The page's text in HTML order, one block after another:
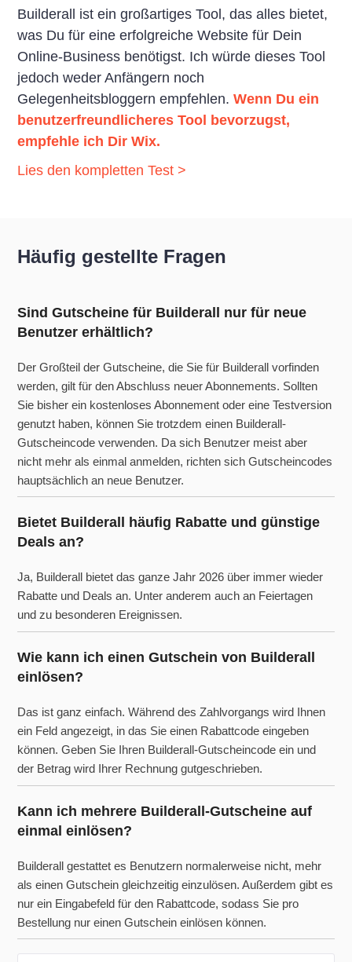
Builderall ist ein großartiges Tool, das alles bietet,
was Du für eine erfolgreiche Website für Dein
Online-Business benötigst. Ich würde dieses Tool
jedoch weder Anfängern noch
Gelegenheitsbloggern empfehlen.Wenn Du ein
benutzerfreundlicheres Tool bevorzugst,
empfehle ich Dir Wix.
Lies den kompletten Test >
Häufig gestellte Fragen
Sind Gutscheine für Builderall nur für neue
Benutzer erhältlich?
Der Großteil der Gutscheine, die Sie für Builderall vorfinden
werden, gilt für den Abschluss neuer Abonnements. Sollten
Sie bisher ein kostenloses Abonnement oder eine Testversion
genutzt haben, können Sie trotzdem einen Builderall-
Gutscheincode verwenden. Da sich Benutzer meist aber
nicht mehr als einmal anmelden, richten sich Gutscheincodes
hauptsächlich an neue Benutzer.
Bietet Builderall häufig Rabatte und günstige
Deals an?
Ja, Builderall bietet das ganze Jahr 2026 über immer wieder
Rabatte und Deals an. Unter anderem auch an Feiertagen
und zu besonderen Ereignissen.
Wie kann ich einen Gutschein von Builderall
einlösen?
Das ist ganz einfach. Während des Zahlvorgangs wird Ihnen
ein Feld angezeigt, in das Sie einen Rabattcode eingeben
können. Geben Sie Ihren Builderall-Gutscheincode ein und
der Betrag wird Ihrer Rechnung gutgeschrieben.
Kann ich mehrere Builderall-Gutscheine auf
einmal einlösen?
Builderall gestattet es Benutzern normalerweise nicht, mehr
als einen Gutschein gleichzeitig einzulösen. Außerdem gibt es
nur ein Eingabefeld für den Rabattcode, sodass Sie pro
Bestellung nur einen Gutschein einlösen können.